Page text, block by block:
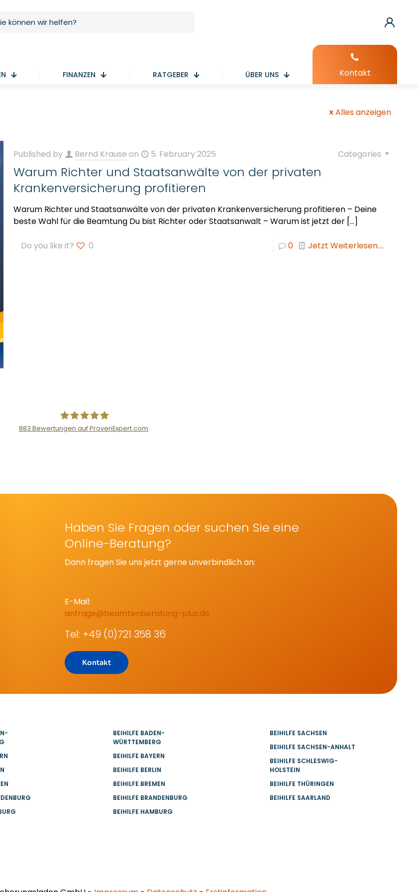
FINANZEN RATGEBER ÜBER UNS Kontakt
Alles anzeigen
Published by Bernd Krause on 5. February 2025 Categories
Warum Richter und Staatsanwälte von der privaten
Krankenversicherung profitieren
Warum Richter und Staatsanwälte von der privaten Krankenversicherung profitieren – Deine
beste Wahl für die Beamtung Du bist Richter oder Staatsanwalt – Warum ist jetzt der […]
Do you like it? 0 0 Jetzt Weiterlesen....
883 Bewertungen auf ProvenExpert.com
Haben Sie Fragen oder suchen Sie eine
Online-Beratung?
Dann fragen Sie uns jetzt gerne unverbindlich an:
E-Mail:
anfrage@beamtenberatung-plus.de
Tel: +49 (0)721 358 36
Kontakt
BEIHILFE BADEN-
WÜRTTEMBERG
BEIHILFE BAYERN
BEIHILFE BERLIN
BEIHILFE BREMEN
BEIHILFE BRANDENBURG
BEIHILFE HAMBURG
BEIHILFE SACHSEN
BEIHILFE SACHSEN-ANHALT
BEIHILFE SCHLESWIG-
HOLSTEIN
BEIHILFE THÜRINGEN
BEIHILFE SAARLAND